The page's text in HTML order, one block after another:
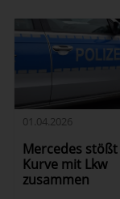
01.04.2026
Mercedes
Kurve mit Lkw
zusammen